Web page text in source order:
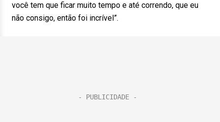
você tem que ficar muito tempo e até correndo, que eu
não consigo, então foi incrível”.